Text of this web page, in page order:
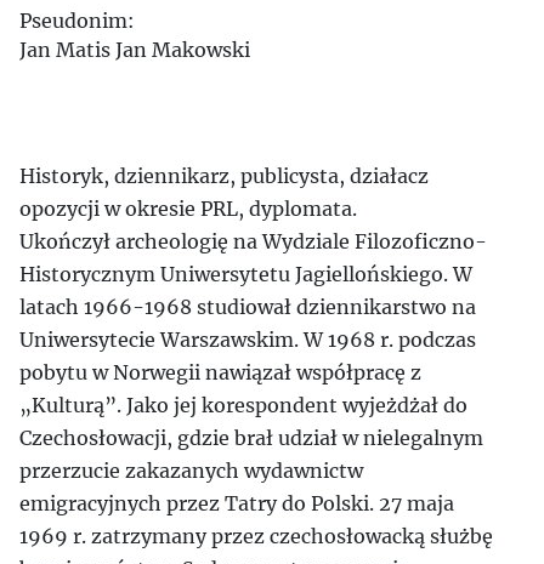
Pseudonim:
Jan Matis Jan Makowski
Historyk, dziennikarz, publicysta, działacz
opozycji w okresie PRL, dyplomata.
Ukończył archeologię na Wydziale Filozoficzno-
Historycznym Uniwersytetu Jagiellońskiego. W
latach 1966-1968 studiował dziennikarstwo na
Uniwersytecie Warszawskim. W 1968 r. podczas
pobytu w Norwegii nawiązał współpracę z
„Kulturą”. Jako jej korespondent wyjeżdżał do
Czechosłowacji, gdzie brał udział w nielegalnym
przerzucie zakazanych wydawnictw
emigracyjnych przez Tatry do Polski. 27 maja
1969 r. zatrzymany przez czechosłowacką służbę